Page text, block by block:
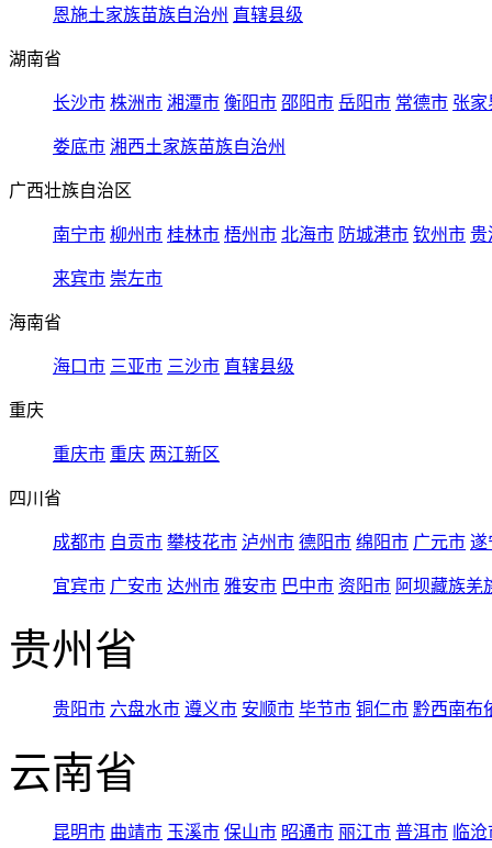
恩施土家族苗族自治州 直辖县级
湖南省
长沙市 株洲市 湘潭市 衡阳市 邵阳市 岳阳市 常德市 张家
娄底市 湘西土家族苗族自治州
广西壮族自治区
南宁市 柳州市 桂林市 梧州市 北海市 防城港市 钦州市 贵
来宾市 崇左市
海南省
海口市 三亚市 三沙市 直辖县级
重庆
重庆市 重庆 两江新区
四川省
成都市 自贡市 攀枝花市 泸州市 德阳市 绵阳市 广元市 遂
宜宾市 广安市 达州市 雅安市 巴中市 资阳市 阿坝藏族羌
贵州省
贵阳市 六盘水市 遵义市 安顺市 毕节市 铜仁市 黔西南布
云南省
昆明市 曲靖市 玉溪市 保山市 昭通市 丽江市 普洱市 临